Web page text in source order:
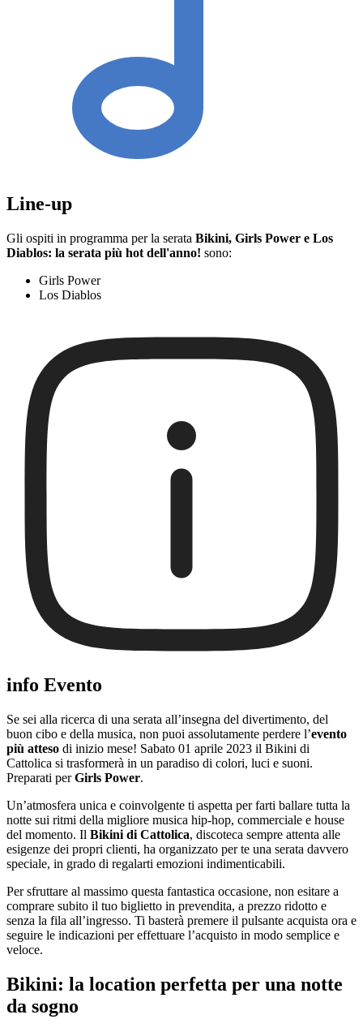
Line-up
Gli ospiti in programma per la serata Bikini, Girls Power e Los
Diablos: la serata più hot dell'anno! sono:
Girls Power
Los Diablos
info Evento
Se sei alla ricerca di una serata all’insegna del divertimento, del
buon cibo e della musica, non puoi assolutamente perdere l’evento
più atteso di inizio mese! Sabato 01 aprile 2023 il Bikini di
Cattolica si trasformerà in un paradiso di colori, luci e suoni.
Preparati perGirls Power.
Un’atmosfera unica e coinvolgente ti aspetta per farti ballare tutta la
notte sui ritmi della migliore musica hip-hop, commerciale e house
del momento. Il Bikini di Cattolica, discoteca sempre attenta alle
esigenze dei propri clienti, ha organizzato per te una serata davvero
speciale, in grado di regalarti emozioni indimenticabili.
Per sfruttare al massimo questa fantastica occasione, non esitare a
comprare subito il tuo biglietto in prevendita, a prezzo ridotto e
senza la fila all’ingresso. Ti basterà premere il pulsante acquista ora e
seguire le indicazioni per effettuare l’acquisto in modo semplice e
veloce.
Bikini: la location perfetta per una notte
da sogno